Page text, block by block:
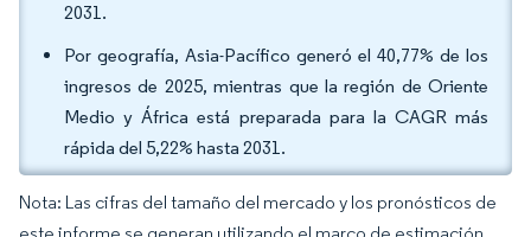
2031.
Por geografía, Asia-Pacífico generó el 40,77% de los
ingresos de 2025, mientras que la región de Oriente
Medio y África está preparada para la CAGR más
rápida del 5,22% hasta 2031.
Nota: Las cifras del tamaño del mercado y los pronósticos de